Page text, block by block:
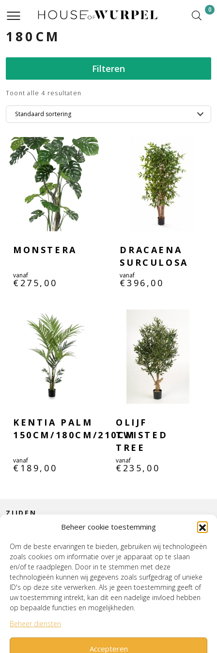
Beheer cookie toestemming
Om de beste ervaringen te bieden, gebruiken wij technologieën
zoals cookies om informatie over je apparaat op te slaan
en/of te raadplegen. Door in te stemmen met deze
technologieën kunnen wij gegevens zoals surfgedrag of unieke
ID's op deze site verwerken. Als je geen toestemming geeft of
uw toestemming intrekt, kan dit een nadelige invloed hebben
op bepaalde functies en mogelijkheden.
Beheer diensten
Accepteren
0
180CM
Filteren
Toont alle 4 resultaten
MONSTERA
vanaf
€ 275,00
DRACAENA
SURCULOSA
vanaf
€396,00
KENTIA PALM
150CM/180CM/210CM
vanaf
€ 189,00
OLIJF
TWISTED
TREE
vanaf
€ 235,00
HOUSE OF WURPEL
OPENINGSTIJDEN
ZIJDEN
INTERIEUR
Verzenden & RetournerenCookiebeleid (EU)
Mijn account